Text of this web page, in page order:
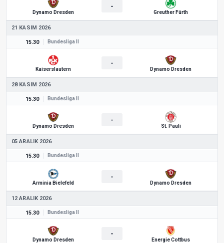
Dynamo Dresden
-
Greuther Fürth
21 KASIM 2026
15.30 Bundesliga II
Kaiserslautern
-
Dynamo Dresden
28 KASIM 2026
15.30 Bundesliga II
Dynamo Dresden
-
St. Pauli
05 ARALIK 2026
15.30 Bundesliga II
Arminia Bielefeld
-
Dynamo Dresden
12 ARALIK 2026
15.30 Bundesliga II
Dynamo Dresden
-
Energie Cottbus